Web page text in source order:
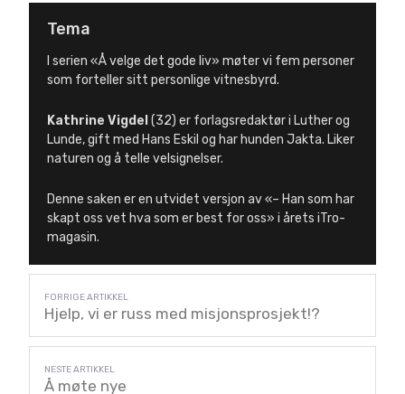
Tema
I serien «Å velge det gode liv» møter vi fem personer
som forteller sitt personlige vitnesbyrd.
Kathrine Vigdel (32) er forlagsredaktør i Luther og
Lunde, gift med Hans Eskil og har hunden Jakta. Liker
naturen og å telle velsignelser.
Denne saken er en utvidet versjon av «– Han som har
skapt oss vet hva som er best for oss» i årets iTro-
magasin.
Hjelp, vi er russ med misjonsprosjekt!?
Å møte nye